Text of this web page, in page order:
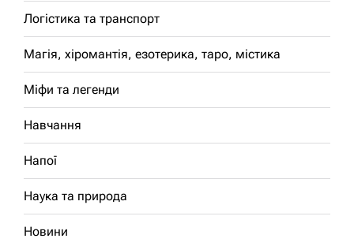
Логістика та транспорт
Магія, хіромантія, езотерика, таро, містика
Міфи та легенди
Навчання
Напої
Наука та природа
Новини